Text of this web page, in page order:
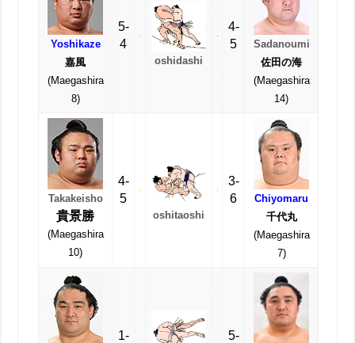
Yoshikaze
嘉風
(Maegashira
8)
5-
4
oshidashi
4-
5
Sadanoumi
佐田の海
(Maegashira
14)
Takakeisho
貴景勝
(Maegashira
10)
4-
5
oshitaoshi
3-
6
Chiyomaru
千代丸
(Maegashira
7)
1-
5-